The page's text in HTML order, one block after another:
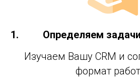
Определяем
Изучаем Вашу CRM и
формат